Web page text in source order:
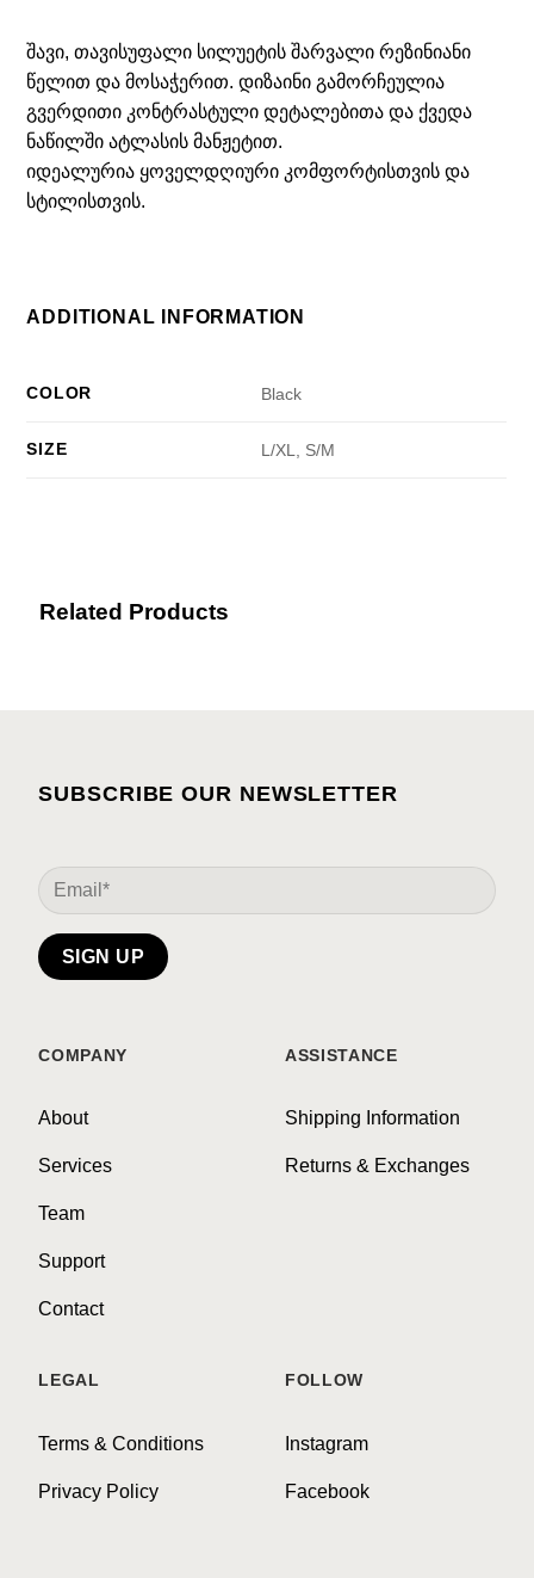
შავი, თავისუფალი სილუეტის შარვალი რეზინიანი
წელით და მოსაჭერით. დიზაინი გამორჩეულია
გვერდითი კონტრასტული დეტალებითა და ქვედა
ნაწილში ატლასის მანჟეტით.
იდეალურია ყოველდღიური კომფორტისთვის და
სტილისთვის.
ADDITIONAL INFORMATION
COLOR Black
SIZE L/XL, S/M
Related Products
SUBSCRIBE OUR NEWSLETTER
COMPANY
About
Services
Team
Support
Contact
ASSISTANCE
Shipping Information
Returns & Exchanges
LEGAL
Terms & Conditions
Privacy Policy
FOLLOW
Instagram
Facebook